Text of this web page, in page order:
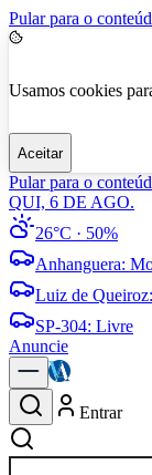
Pular para o
Usamos cookies
Aceitar
Pular para o
QUI, 6 DE AGO.
26°C · 50%
Anhanguera:
Luiz de Queiroz:
SP-304: Livre
Anuncie
Entrar